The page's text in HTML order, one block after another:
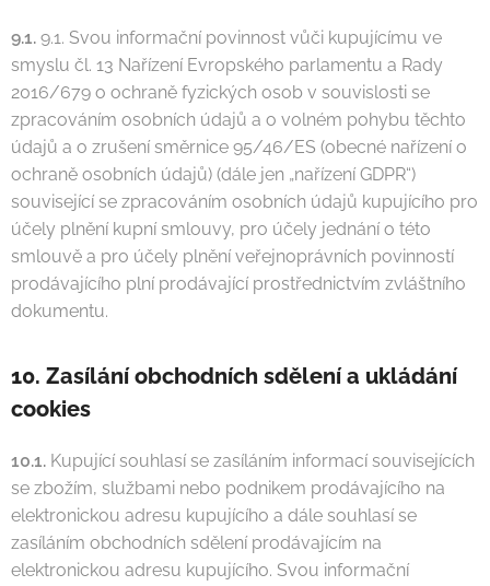
9.1. 9.1. Svou informační povinnost vůči kupujícímu ve
smyslu čl. 13 Nařízení Evropského parlamentu a Rady
2016/679 o ochraně fyzických osob v souvislosti se
zpracováním osobních údajů a o volném pohybu těchto
údajů a o zrušení směrnice 95/46/ES (obecné nařízení o
ochraně osobních údajů) (dále jen „nařízení GDPR“)
související se zpracováním osobních údajů kupujícího pro
účely plnění kupní smlouvy, pro účely jednání o této
smlouvě a pro účely plnění veřejnoprávních povinností
prodávajícího plní prodávající prostřednictvím zvláštního
dokumentu.
10. Zasílání obchodních sdělení a ukládání
cookies
10.1. Kupující souhlasí se zasíláním informací souvisejících
se zbožím, službami nebo podnikem prodávajícího na
elektronickou adresu kupujícího a dále souhlasí se
zasíláním obchodních sdělení prodávajícím na
elektronickou adresu kupujícího. Svou informační